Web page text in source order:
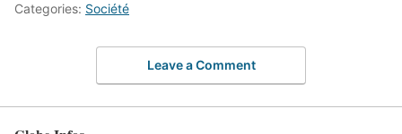
Categories: Société
Leave a Comment